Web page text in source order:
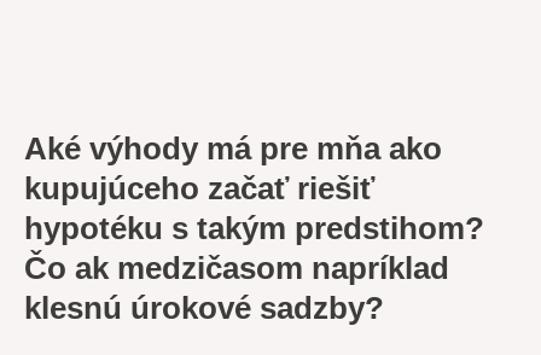
Aké výhody má pre mňa ako
kupujúceho začať riešiť
hypotéku s takým predstihom?
Čo ak medzičasom napríklad
klesnú úrokové sadzby?